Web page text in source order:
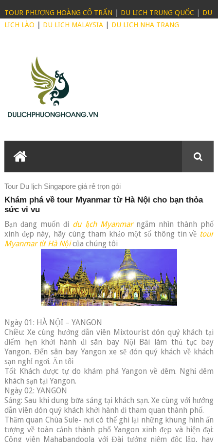
TOUR PHƯỢNG HOÀNG CỔ TRẤN DU LỊCH TRUNG QUỐC
DU
LỊCH LÀO
DU LỊCH MALAYSIA| DU LỊCH NHA TRANG
Tour Du lịch Singapore giá rẻ trọn gói
Khám phá về tour Myanmar từ Hà Nội cho bạn thỏa
sức vi vu
Bạn đang muốn đi du lịch Myanmar ngắm nhìn thành phố
xinh đẹp này, hãy cùng tham khảo một số thông tin về tour
Myanmar từ Hà Nộicủa chúng tôi
Ngày 01: HÀ NỘI – YANGON
Chiều: Xe cùng hướng dẫn viên Mixtourist đón quý khách tại
điểm hẹn khởi hành đi sân bay Nội Bài làm thủ tục bay
Yangon. Đến sân bay Yangon xe sẽ đón quý khách về khách
sạn nghỉ ngơi. Ăn tối
Tối: Khách được tự do khám phá Yangon về đêm. Nghỉ đêm
khách sạn tại Yangon.
Ngày 02: YANGON
Sáng: Sau khi dung bữa sáng tại khách sạn. Xe cùng với hướng
dẫn viên đón quý khách khởi hành đi tham quan thành phố.
Thăm quan Chùa Sule- nơi có thể ghi lại những khung hình ấn
tượng về toàn cảnh thành phố Yangon xinh đẹp và hiện đại:
Công viên Mahabandoola với Đài tưởng niệm độc lập, hay